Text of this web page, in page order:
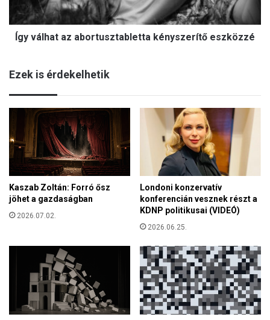
n
h
t
a
m
i
j
á
t
s
m
k
t
b
u
s
z
a
b
l
e
s
Így válhat az abortusztabletta kényszerítő eszközzé
Ezek is érdekelhetik
Kaszab Zoltán: Forró ősz
jöhet a gazdaságban
2026.07.02.
Londoni konzervatív
konferencián vesznek részt a
KDNP politikusai (VIDEÓ)
2026.06.25.